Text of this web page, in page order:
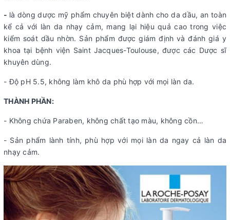
- là dòng dược mỹ phẩm chuyên biệt dành cho da dầu, an toàn
kể cả với làn da nhạy cảm, mang lại hiệu quả cao trong việc
kiểm soát dầu nhờn. Sản phẩm được giám định và đánh giá y
khoa tại bệnh viện Saint Jacques-Toulouse, được các Dược sĩ
khuyên dùng.
- Độ pH 5.5, không làm khô da phù hợp với mọi làn da.
THÀNH PHẦN:
- Không chứa Paraben, không chất tạo màu, không cồn…
- Sản phẩm lành tính, phù hợp với mọi làn da ngay cả làn da
nhạy cảm.